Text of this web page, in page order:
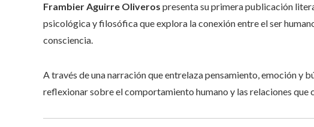
Frambier Aguirre Oliveros presenta su primera publicación
psicológica y filosófica que explora la conexión entre el ser
consciencia.
A través de una narración que entrelaza pensamiento, emoción y
reflexionar sobre el comportamiento humano y las relaciones que